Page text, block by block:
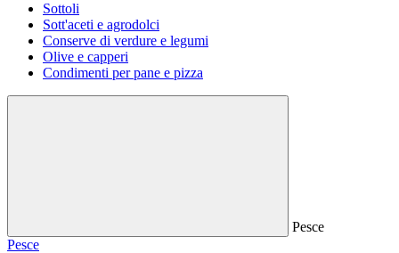
Sottoli
Sott'aceti e agrodolci
Conserve di verdure e legumi
Olive e capperi
Condimenti per pane e pizza
Pesce
Pesce